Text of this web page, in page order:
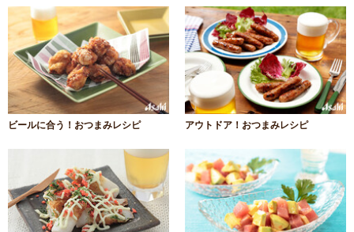
ビールに合う！おつまみレシピ アウトドア！おつまみレシピ